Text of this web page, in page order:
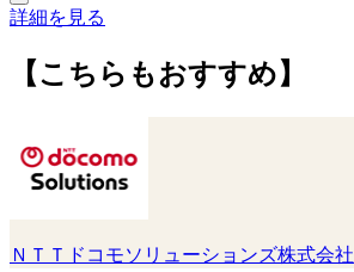
詳細を見る
【こちらもおすすめ】
ＮＴＴドコモソリューションズ株式会社